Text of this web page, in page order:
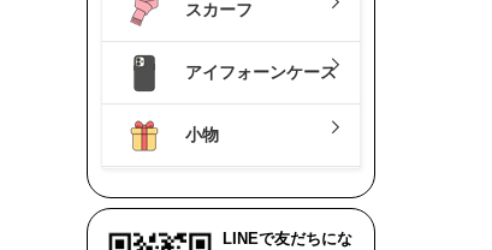
スカーフ
アイフォーンケース
小物
LINEで友だちにな